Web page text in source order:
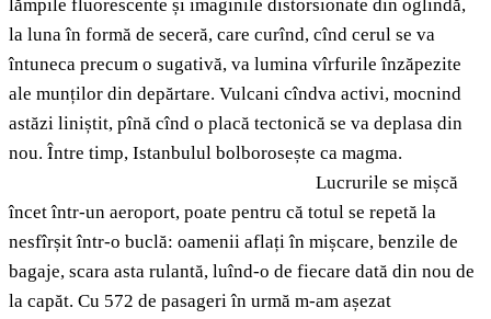
lămpile fluorescente și imaginile distorsionate din oglindă,
la luna în formă de seceră, care curînd, cînd cerul se va
întuneca precum o sugativă, va lumina vîrfurile înzăpezite
ale munților din depărtare. Vulcani cîndva activi, mocnind
astăzi liniștit, pînă cînd o placă tectonică se va deplasa din
nou. Între timp, Istanbulul bolborosește ca magma.
Lucrurile se mișcă
încet într-un aeroport, poate pentru că totul se repetă la
nesfîrșit într-o buclă: oamenii aflați în mișcare, benzile de
bagaje, scara asta rulantă, luînd-o de fiecare dată din nou de
la capăt. Cu 572 de pasageri în urmă m-am așezat